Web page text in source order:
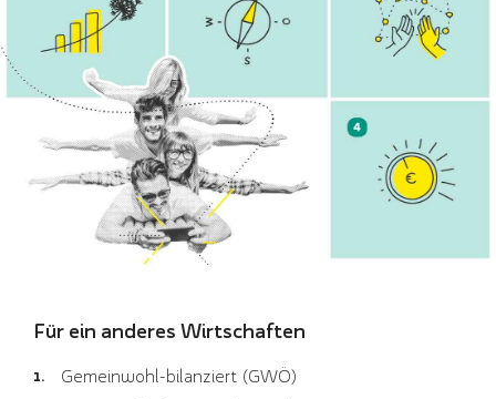
Für ein anderes Wirtschaften
Gemeinwohl-bilanziert (GWÖ)